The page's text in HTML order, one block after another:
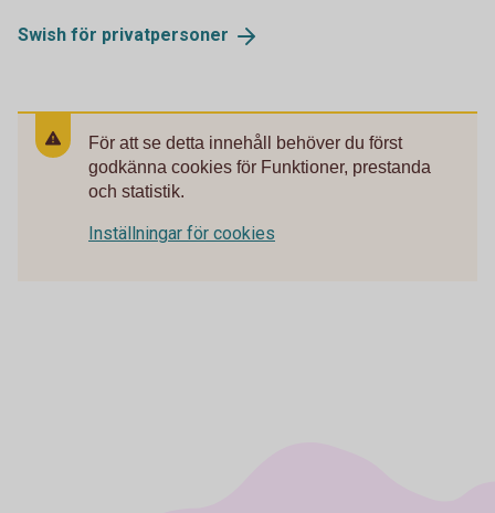
Swish för privatpersoner
För att se detta innehåll behöver du först
godkänna cookies för Funktioner, prestanda
och statistik.
Inställningar för cookies